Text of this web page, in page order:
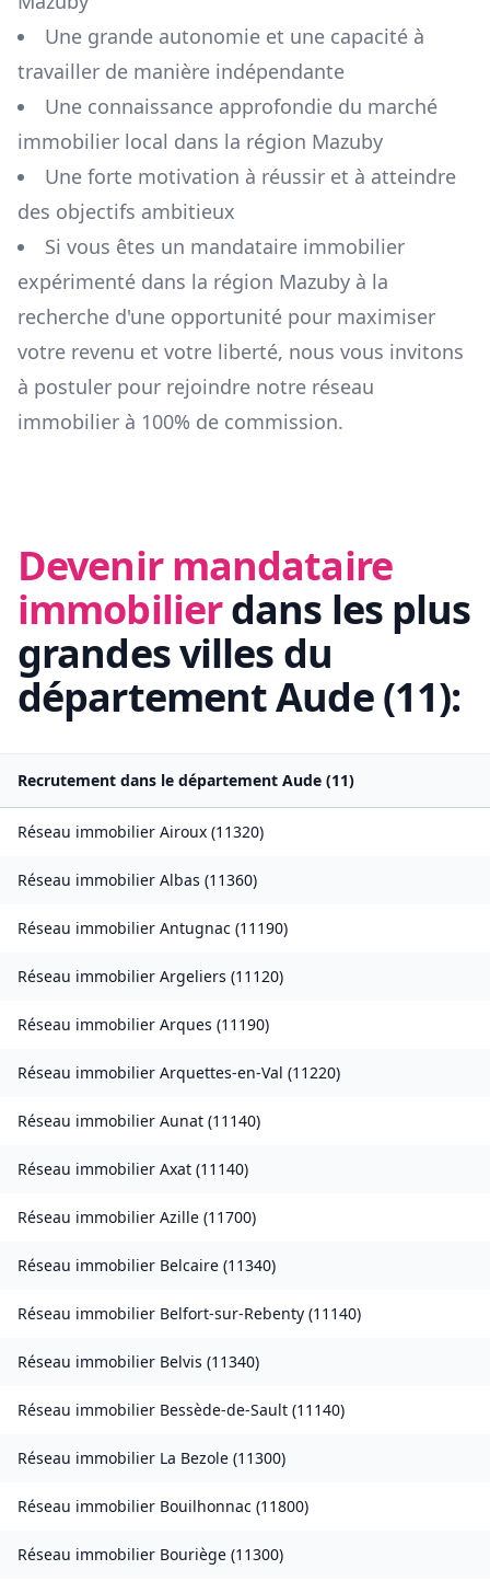
Une grande autonomie et une capacité à
travailler de manière indépendante
Une connaissance approfondie du marché
immobilier local dans la région Mazuby
Une forte motivation à réussir et à atteindre
des objectifs ambitieux
Si vous êtes un mandataire immobilier
expérimenté dans la région Mazuby à la
recherche d'une opportunité pour maximiser
votre revenu et votre liberté, nous vous invitons
à postuler pour rejoindre notre réseau
immobilier à 100% de commission.
Devenir mandataire
immobilierdans les plus
grandes villes du
départementAude(11):
Recrutement dans le département Aude (11)
Réseau immobilier Airoux (11320)
Réseau immobilier Albas (11360)
Réseau immobilier Antugnac (11190)
Réseau immobilier Argeliers (11120)
Réseau immobilier Arques (11190)
Réseau immobilier Arquettes-en-Val (11220)
Réseau immobilier Aunat (11140)
Réseau immobilier Axat (11140)
Réseau immobilier Azille (11700)
Réseau immobilier Belcaire (11340)
Réseau immobilier Belfort-sur-Rebenty (11140)
Réseau immobilier Belvis (11340)
Réseau immobilier Bessède-de-Sault (11140)
Réseau immobilier La Bezole (11300)
Réseau immobilier Bouilhonnac (11800)
Réseau immobilier Bouriège (11300)